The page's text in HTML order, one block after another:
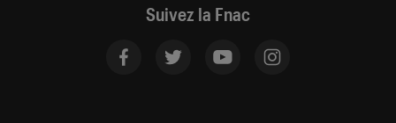
Suivez la Fnac